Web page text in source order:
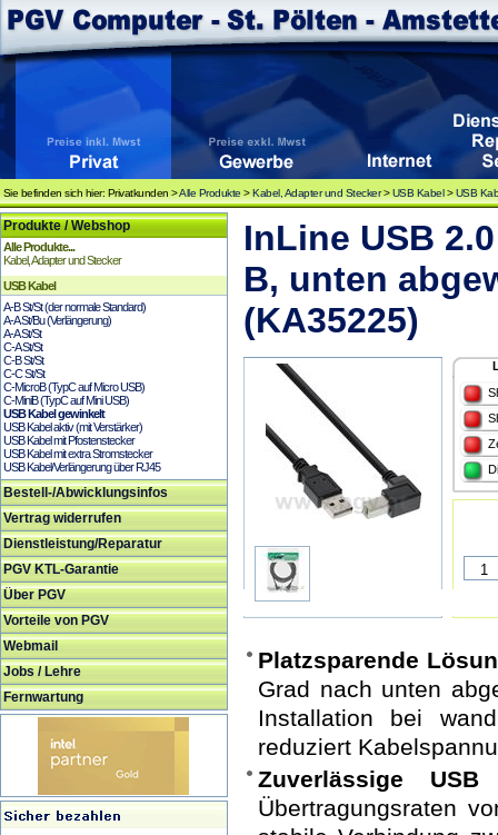
Sie befinden sich hier: Privatkunden >Alle Produkte >Kabel, Adapter und Stecker>USB Kabel>USB
Produkte / Webshop
Alle Produkte...
Kabel, Adapter und Stecker
USB Kabel
A-B St/St (der normale Standard)
A-A St/Bu (Verlängerung)
A-A St/St
C-A St/St
C-B St/St
C-C St/St
C-MicroB (TypC auf Micro USB)
C-MiniB (TypC auf Mini USB)
USB Kabel gewinkelt
USB Kabel aktiv (mit Verstärker)
USB Kabel mit Pfostenstecker
USB Kabel mit extra Stromstecker
USB Kabel/Verlängerung über RJ45
Bestell-/Abwicklungsinfos
Vertrag widerrufen
Dienstleistung/Reparatur
PGV KTL-Garantie
Über PGV
Vorteile von PGV
Webmail
Jobs / Lehre
Fernwartung
InLine USB
B, unten
(KA35225)
Platzsparende
Grad nach unten
Installation bei
reduziert
Zuverlässige USB
Übertragungsraten